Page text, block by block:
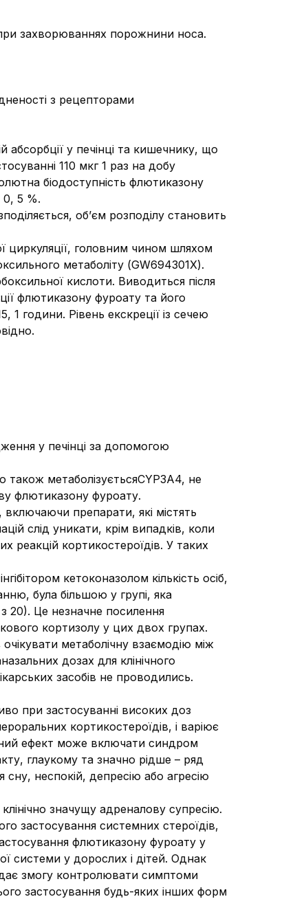
захворюваннях порожнини носа.
з рецепторами
у печінці та кишечнику, що
110 мкг 1 раз на добу
біодоступність флютиказону
0, 5 %.
об’єм розподілу становить
циркуляції, головним чином шляхом
метаболіту (GW694301X).
кислоти. Виводиться після
флютиказону фуроату та його
1 години. Рівень екскреції із сечею
у печінці за допомогою
також метаболізуєтьсяCYP3A4, не
флютиказону фуроату.
препарати, які містять
слід уникати, крім випадків, коли
реакцій кортикостероїдів. У таких
кетоконазолом кількість осіб,
була більшою у групі, яка
20). Це незначне посилення
кортизолу у цих двох групах.
метаболічну взаємодію між
дозах для клінічного
засобів не проводились.
при застосуванні високих доз
кортикостероїдів, і варіює
ефект може включати синдром
глаукому та значно рідше – ряд
неспокій, депресію або агресію
значущу адреналову супресію.
застосування системних стероїдів,
флютиказону фуроату у
системи у дорослих і дітей. Однак
змогу контролювати симптоми
застосування будь-яких інших форм